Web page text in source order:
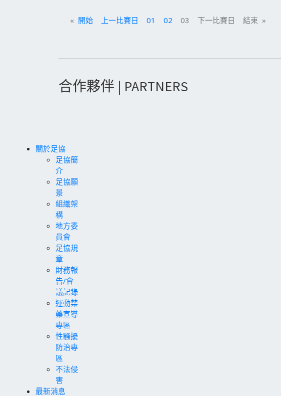
« 開始 上一比賽日 01 02 03 下一比賽日 結束 »
合作夥伴 | PARTNERS
關於足協
足協簡
介
足協願
景
組織架
構
地方委
員會
足協規
章
財務報
告/會
議記錄
運動禁
藥宣導
專區
性騷擾
防治專
區
不法侵
害
最新消息